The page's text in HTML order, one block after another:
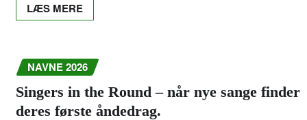
Ordensreglement 2020
BTTR 2019
Program 2019
LÆS MERE
NAVNE 2026
Singers in the Round – når nye sange finder
deres første åndedrag.